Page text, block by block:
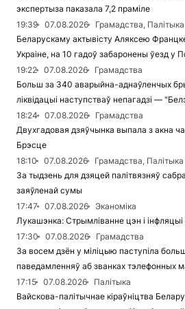
экспертыза паказала 7,2 праміле
19:39
07.08.2026
Грамадства, Палітыка
Беларускаму актывісту Аляксею
Украіне, на 10 гадоў забаронены ўезд у
19:22
07.08.2026
Грамадства
Больш за 340 аварыйна-аднаўленчых
ліквідацыі наступстваў непагадзі —
18:24
07.08.2026
Грамадства
Двухгадовая дзяўчынка выпала з акна
Брэсце
18:10
07.08.2026
Грамадства, Палітыка
За тыдзень для дзяцей палітвязняў
заяўленай сумы
17:47
07.08.2026
Эканоміка
Лукашэнка: Стрымліванне цэн і
17:30
07.08.2026
Грамадства
За восем дзён у міліцыю паступіла
паведамленняў аб званках тэлефонных
17:15
07.08.2026
Палітыка
Вайскова-палітычнае кіраўніцтва